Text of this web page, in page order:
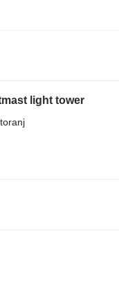
light tower